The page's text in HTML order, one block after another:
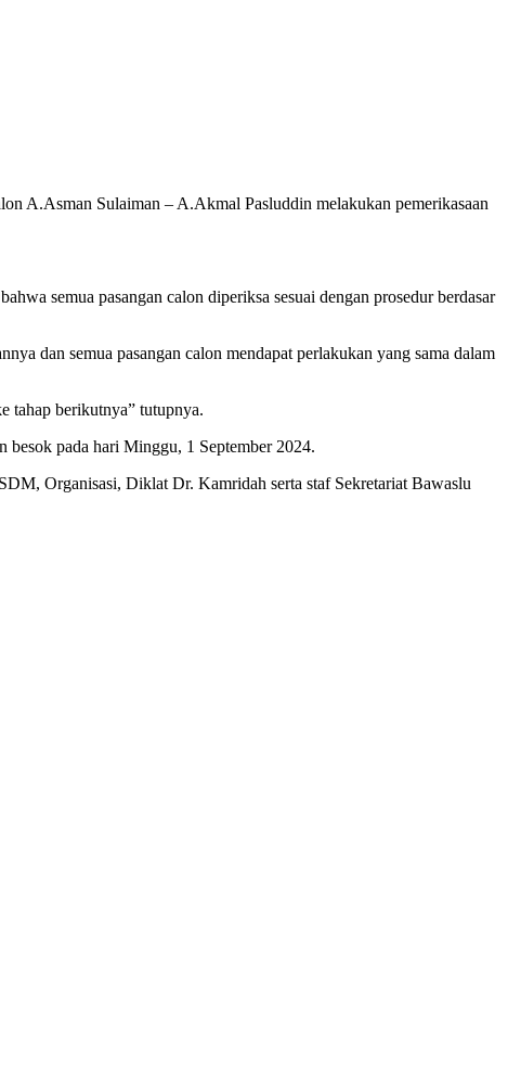
A.Asman Sulaiman – A.Akmal Pasluddin melakukan pemerikasaan
semua pasangan calon diperiksa sesuai dengan prosedur berdasar
dan semua pasangan calon mendapat perlakukan yang sama dalam
tahap berikutnya” tutupnya.
pada hari Minggu, 1 September 2024.
Organisasi, Diklat Dr. Kamridah serta staf Sekretariat Bawaslu